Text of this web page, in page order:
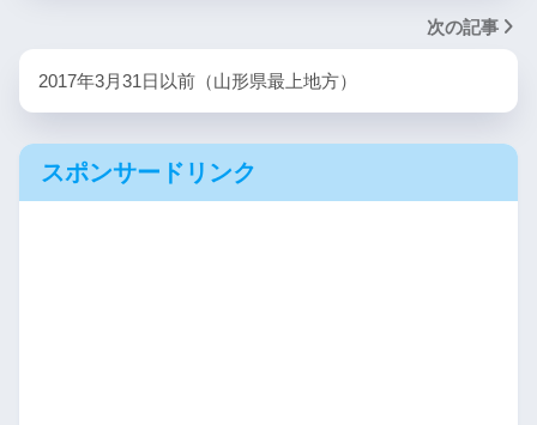
次の記事
2017年3月31日以前（山形県最上地方）
スポンサードリンク